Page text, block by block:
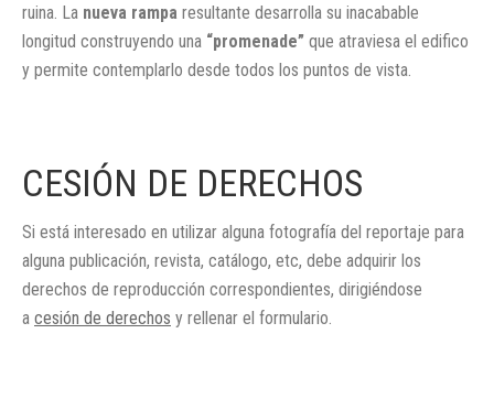
ruina. La nueva rampa resultante desarrolla su inacabable
longitud construyendo una “promenade” que atraviesa el edifico
y permite contemplarlo desde todos los puntos de vista.
CESIÓN DE DERECHOS
Si está interesado en utilizar alguna fotografía del reportaje para
alguna publicación, revista, catálogo, etc, debe adquirir los
derechos de reproducción correspondientes, dirigiéndose
a cesión de derechos y rellenar el formulario.